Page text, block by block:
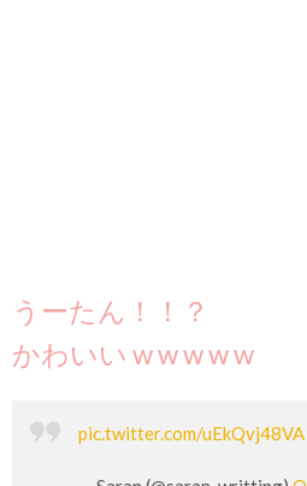
うーたん！！？
かわいい w w w w w
pic.twitter.com/uEkQvj48VA